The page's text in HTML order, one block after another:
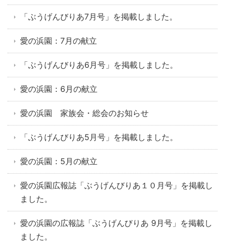
「ぶうげんびりあ7月号」を掲載しました。
愛の浜園：7月の献立
「ぶうげんびりあ6月号」を掲載しました。
愛の浜園：6月の献立
愛の浜園 家族会・総会のお知らせ
「ぶうげんびりあ5月号」を掲載しました。
愛の浜園：5月の献立
愛の浜園広報誌「ぶうげんびりあ１０月号」を掲載し
ました。
愛の浜園の広報誌「ぶうげんびりあ 9月号」を掲載し
ました。